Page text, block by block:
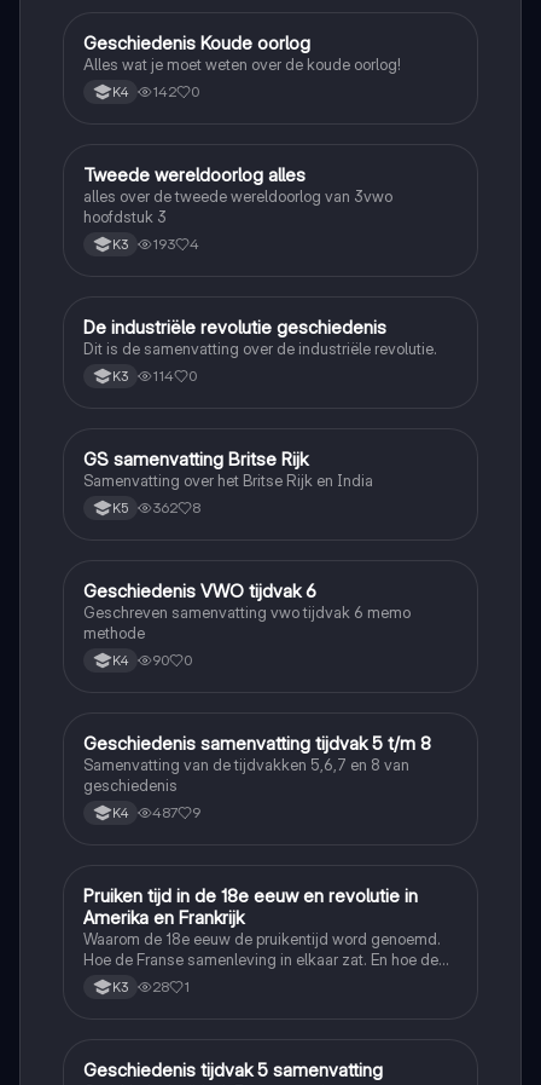
Geschiedenis
Geschiedenis Koude oorlog
Alles wat je moet weten over de koude oorlog!
K4 142 0
Geschiedenis
Tweede wereldoorlog alles
alles over de tweede wereldoorlog van 3vwo
hoofdstuk 3
K3 193 4
Geschiedenis
De industriële revolutie geschiedenis
Dit is de samenvatting over de industriële revolutie.
K3 114 0
Geschiedenis
GS samenvatting Britse Rijk
Samenvatting over het Britse Rijk en India
K5 362 8
Geschiedenis
Geschiedenis VWO tijdvak 6
Geschreven samenvatting vwo tijdvak 6 memo
methode
K4 90 0
Geschiedenis
Geschiedenis samenvatting tijdvak 5 t/m 8
Samenvatting van de tijdvakken 5,6,7 en 8 van
geschiedenis
K4 487 9
Geschiedenis
Pruiken tijd in de 18e eeuw en revolutie in
Amerika en Frankrijk
Waarom de 18e eeuw de pruikentijd word genoemd.
Hoe de Franse samenleving in elkaar zat. En hoe de
Amerikaanse en Franse revolutie ging.
K3 28 1
Geschiedenis
Geschiedenis tijdvak 5 samenvatting